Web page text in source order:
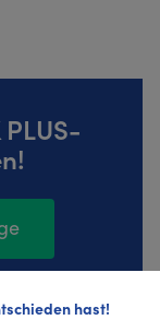
hast!